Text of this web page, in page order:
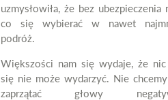
uzmysłowiła, że bez ubezpieczenia
co się wybierać w nawet
podróż.
Większości nam się wydaje, że nic
się nie może wydarzyć. Nie
zaprzątać głowy